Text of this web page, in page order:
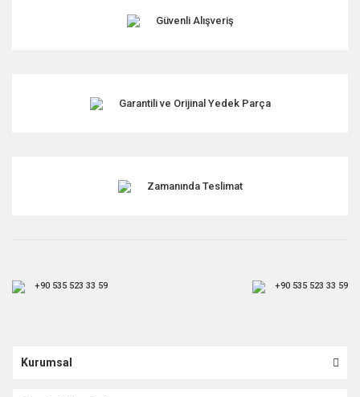
Ürün fiyatı diğer sitelerden daha pahalı.
Güvenli Alışveriş
Garantili ve Orijinal Yedek Parça
Zamanında Teslimat
+90 535 523 33 59 +90 535 523 33 59
Kurumsal